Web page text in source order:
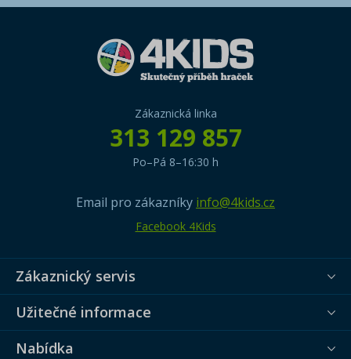
Zákaznická linka
313 129 857
Po–Pá 8–16:30 h
Email pro zákazníky info@4kids.cz
Facebook 4Kids
Zákaznický servis
Užitečné informace
Nabídka